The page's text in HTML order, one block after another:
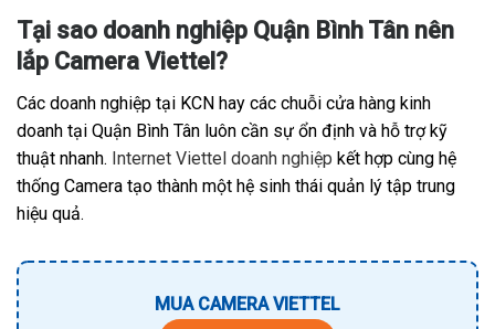
Tại sao doanh nghiệp Quận Bình Tân nên
lắp Camera Viettel?
Các doanh nghiệp tại KCN hay các chuỗi cửa hàng kinh
doanh tại Quận Bình Tân luôn cần sự ổn định và hỗ trợ kỹ
thuật nhanh. Internet Viettel doanh nghiệp kết hợp cùng hệ
thống Camera tạo thành một hệ sinh thái quản lý tập trung
hiệu quả.
MUA CAMERA VIETTEL